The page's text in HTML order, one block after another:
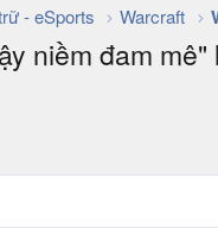
- eSports Warcraft
niềm đam mê"